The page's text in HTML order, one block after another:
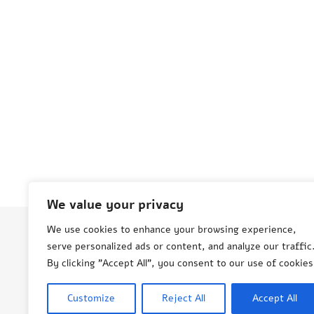
We value your privacy
We use cookies to enhance your browsing experience,
serve personalized ads or content, and analyze our traffic.
By clicking "Accept All", you consent to our use of
Customize Reject All Accept All
© Aneta Grenda Życie i podróże